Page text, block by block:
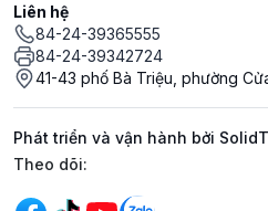
Liên hệ
84-24-39365555
84-24-39342724
41-43 phố Bà Triệu, phường
Phát triển và vận hành bởi
Mạng xã hội
Theo dõi: